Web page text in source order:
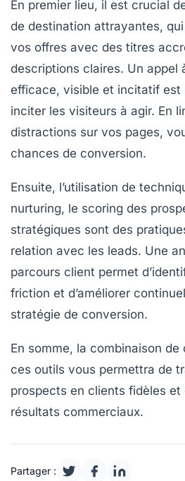
En premier lieu, il est crucial
de destination attrayantes,
vos offres avec des titres
descriptions claires. Un appel
efficace, visible et incitatif est
inciter les visiteurs à agir. En
distractions sur vos pages,
chances de conversion.
Ensuite, l’utilisation de
nurturing, le scoring des
stratégiques sont des
relation avec les leads. Une
parcours client permet
friction et d’améliorer
stratégie de conversion.
En somme, la combinaison
ces outils vous permettra de
prospects en clients fidèles et
résultats commerciaux.
Partager :